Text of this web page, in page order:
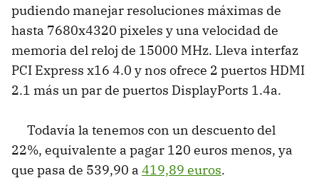
pudiendo manejar resoluciones máximas de
hasta 7680x4320 pixeles y una velocidad de
memoria del reloj de 15000 MHz. Lleva interfaz
PCI Express x16 4.0 y nos ofrece 2 puertos HDMI
2.1 más un par de puertos DisplayPorts 1.4a.
Todavía la tenemos con un descuento del
22%, equivalente a pagar 120 euros menos, ya
que pasa de 539,90 a 419,89 euros.